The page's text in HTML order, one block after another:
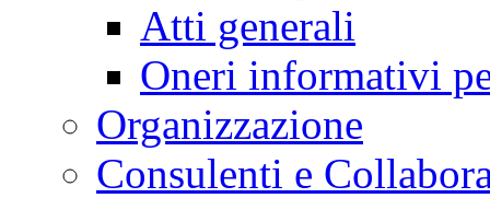
Atti generali
Oneri informativi
Organizzazione
Consulenti e